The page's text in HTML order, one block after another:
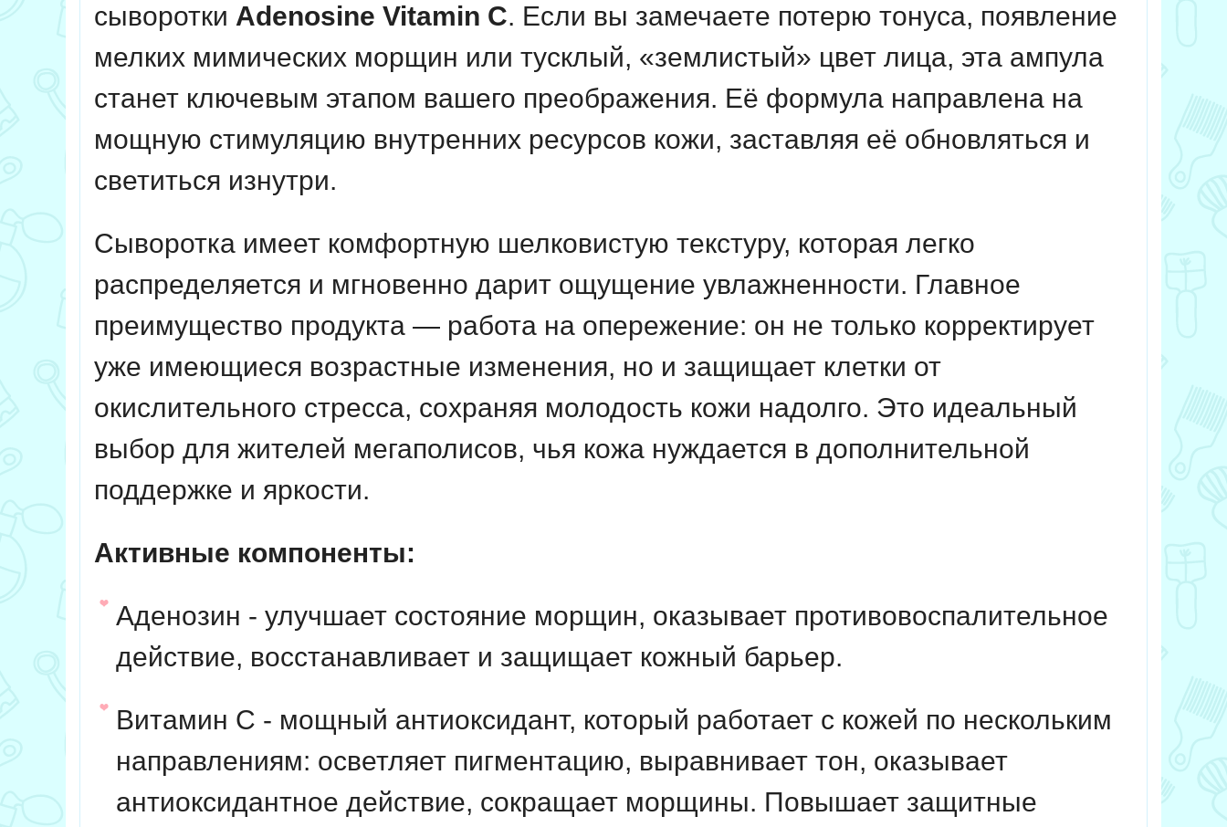
сыворотки Adenosine Vitamin C. Если вы замечаете потерю тонуса, появление
мелких мимических морщин или тусклый, «землистый» цвет лица, эта ампула
станет ключевым этапом вашего преображения. Её формула направлена на
мощную стимуляцию внутренних ресурсов кожи, заставляя её обновляться и
светиться изнутри.
Сыворотка имеет комфортную шелковистую текстуру, которая легко
распределяется и мгновенно дарит ощущение увлажненности. Главное
преимущество продукта — работа на опережение: он не только корректирует
уже имеющиеся возрастные изменения, но и защищает клетки от
окислительного стресса, сохраняя молодость кожи надолго. Это идеальный
выбор для жителей мегаполисов, чья кожа нуждается в дополнительной
поддержке и яркости.
Активные компоненты:
Аденозин - улучшает состояние морщин, оказывает противовоспалительное
действие, восстанавливает и защищает кожный барьер.
Витамин С - мощный антиоксидант, который работает с кожей по нескольким
направлениям: осветляет пигментацию, выравнивает тон, оказывает
антиоксидантное действие, сокращает морщины. Повышает защитные